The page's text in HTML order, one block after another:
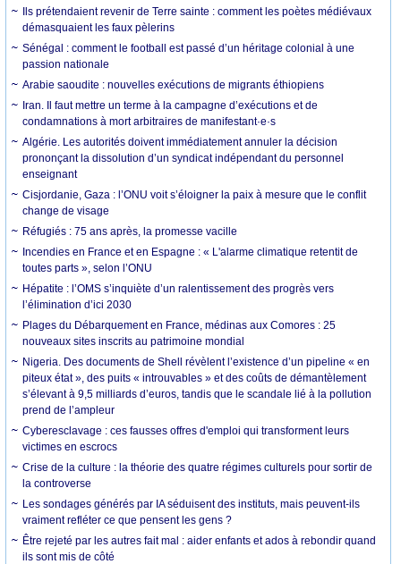
Ils prétendaient revenir de Terre sainte : comment les poètes médiévaux
démasquaient les faux pèlerins
Sénégal : comment le football est passé d’un héritage colonial à une
passion nationale
Arabie saoudite : nouvelles exécutions de migrants éthiopiens
Iran. Il faut mettre un terme à la campagne d’exécutions et de
condamnations à mort arbitraires de manifestant·e·s
Algérie. Les autorités doivent immédiatement annuler la décision
prononçant la dissolution d’un syndicat indépendant du personnel
enseignant
Cisjordanie, Gaza : l’ONU voit s’éloigner la paix à mesure que le conflit
change de visage
Réfugiés : 75 ans après, la promesse vacille
Incendies en France et en Espagne : « L'alarme climatique retentit de
toutes parts », selon l’ONU
Hépatite : l’OMS s’inquiète d’un ralentissement des progrès vers
l’élimination d’ici 2030
Plages du Débarquement en France, médinas aux Comores : 25
nouveaux sites inscrits au patrimoine mondial
Nigeria. Des documents de Shell révèlent l’existence d’un pipeline « en
piteux état », des puits « introuvables » et des coûts de démantèlement
s’élevant à 9,5 milliards d’euros, tandis que le scandale lié à la pollution
prend de l’ampleur
Cyberesclavage : ces fausses offres d'emploi qui transforment leurs
victimes en escrocs
Crise de la culture : la théorie des quatre régimes culturels pour sortir de
la controverse
Les sondages générés par IA séduisent des instituts, mais peuvent-ils
vraiment refléter ce que pensent les gens ?
Être rejeté par les autres fait mal : aider enfants et ados à rebondir quand
ils sont mis de côté